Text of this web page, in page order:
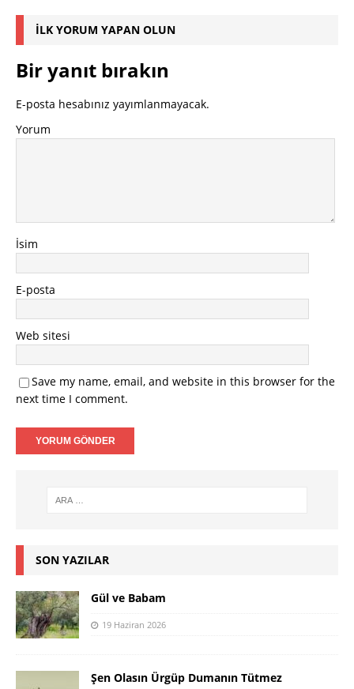
İLK YORUM YAPAN OLUN
Bir yanıt bırakın
E-posta hesabınız yayımlanmayacak.
Yorum
İsim
E-posta
Web sitesi
Save my name, email, and website in this browser for the
next time I comment.
SON YAZILAR
Gül ve Babam
19 Haziran 2026
Şen Olasın Ürgüp Dumanın Tütmez